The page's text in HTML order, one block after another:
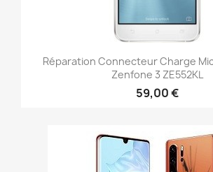
Réparation Connecteur Charge
Zenfone 3 ZE552KL
59,00 €